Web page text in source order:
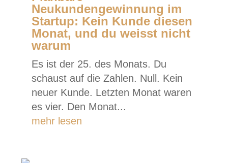
Neukundengewinnung im
Startup: Kein Kunde diesen
Monat, und du weisst nicht
warum
Es ist der 25. des Monats. Du
schaust auf die Zahlen. Null. Kein
neuer Kunde. Letzten Monat waren
es vier. Den Monat...
mehr lesen